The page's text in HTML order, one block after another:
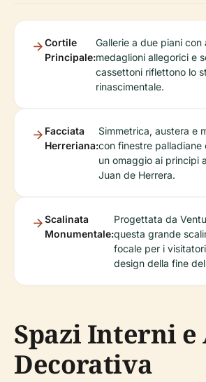
Cortile
Principale:
Gallerie a due piani con
medaglioni allegorici e
cassettoni riflettono lo
rinascimentale.
Facciata
Herreriana:
Simmetrica, austera e
con finestre palladiane
un omaggio ai principi
Juan de Herrera.
Scalinata
Monumentale:
Progettata da
questa grande
focale per i
design della fine
Spazi Interni e
Decorativa